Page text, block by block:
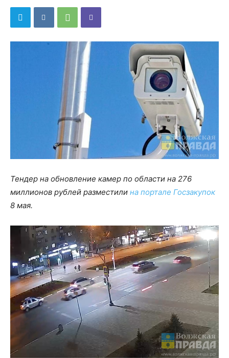
Тендер на обновление камер по области на 276
миллионов рублей разместили на портале Госзакупок
8 мая.